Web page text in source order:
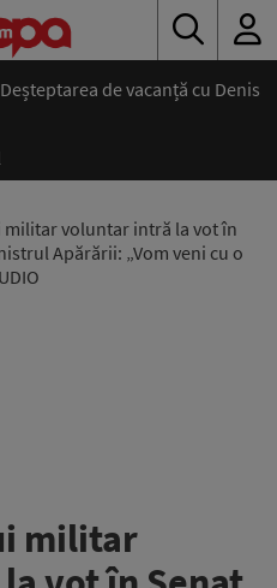
Deșteptarea de vacanță cu Denis
militar voluntar intră la vot în
Apărării: „Vom veni cu o
militar